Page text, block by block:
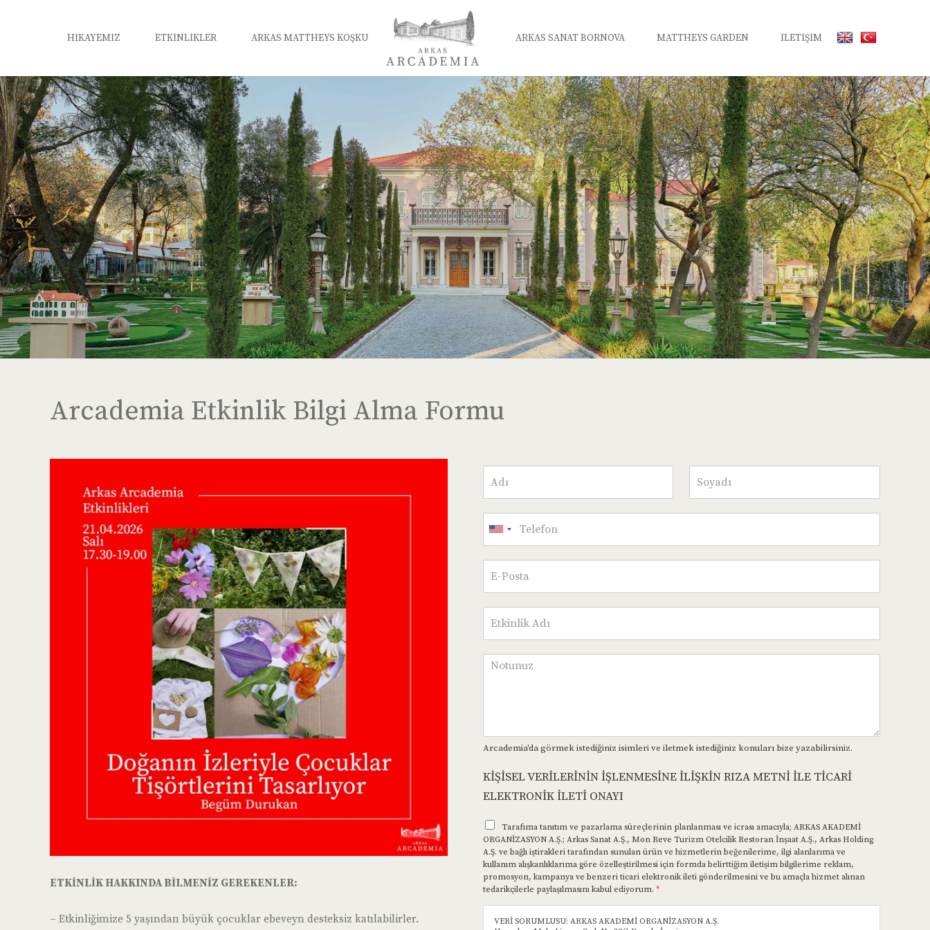
HİKAYEMİZ ETKİNLİKLER ARKAS MATTHEYS KÖŞKÜ ARKAS SANAT BORNOVA MATTHEYS GARDEN İLETİŞİM
Arcademia Etkinlik Bilgi Alma Formu
ETKİNLİK HAKKINDA BİLMENİZ GEREKENLER:
– Etkinliğimize 5 yaşından büyük çocuklar ebeveyn desteksiz katılabilirler.
Arcademia'da görmek istediğiniz isimleri ve iletmek istediğiniz konuları bize yazabilirsiniz.
KİŞİSEL VERİLERİNİN İŞLENMESİNE İLİŞKİN RIZA METNİ İLE TİCARİ
ELEKTRONİK İLETİ ONAYI
Tarafıma tanıtım ve pazarlama süreçlerinin planlanması ve icrası amacıyla; ARKAS AKADEMİ
ORGANİZASYON A.Ş.; Arkas Sanat A.Ş., Mon Reve Turizm Otelcilik Restoran İnşaat A.Ş., Arkas Holding
A.Ş. ve bağlı iştirakleri tarafından sunulan ürün ve hizmetlerin beğenilerime, ilgi alanlarıma ve
kullanım alışkanlıklarıma göre özelleştirilmesi için formda belirttiğim iletişim bilgilerime reklam,
promosyon, kampanya ve benzeri ticari elektronik ileti gönderilmesini ve bu amaçla hizmet alınan
tedarikçilerle paylaşılmasını kabul ediyorum. *
VERİ SORUMLUSU: ARKAS AKADEMİ ORGANİZASYON A.Ş.